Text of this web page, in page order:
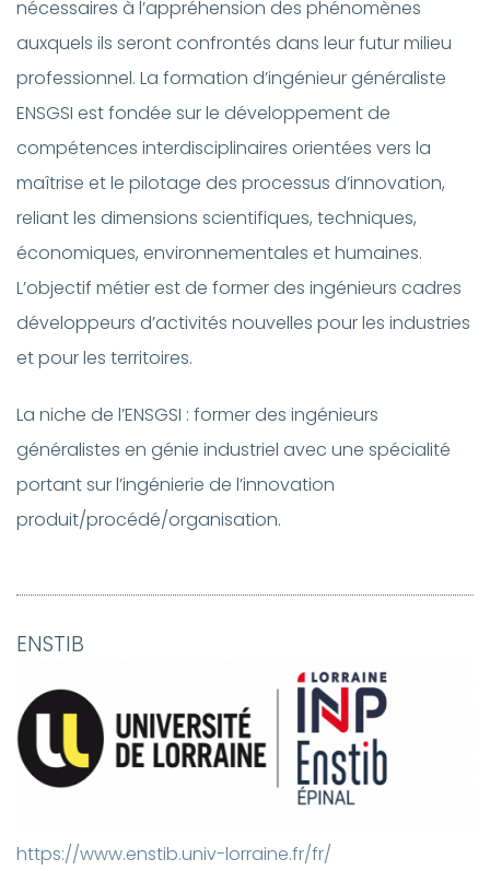
nécessaires à l’appréhension des phénomènes
auxquels ils seront confrontés dans leur futur milieu
professionnel. La formation d’ingénieur généraliste
ENSGSI est fondée sur le développement de
compétences interdisciplinaires orientées vers la
maîtrise et le pilotage des processus d’innovation,
reliant les dimensions scientifiques, techniques,
économiques, environnementales et humaines.
L’objectif métier est de former des ingénieurs cadres
développeurs d’activités nouvelles pour les industries
et pour les territoires.
La niche de l’ENSGSI : former des ingénieurs
généralistes en génie industriel avec une spécialité
portant sur l’ingénierie de l’innovation
produit/procédé/organisation.
ENSTIB
https://www.enstib.univ-lorraine.fr/fr/